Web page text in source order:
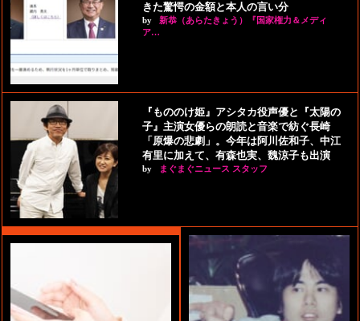
きた驚愕の金額と本人の言い分
by
新恭（あらたきょう）『国家権力＆メディ
ア…
『もののけ姫』アシタカ役声優と『太陽の
子』主演女優らの朗読と音楽で紡ぐ長崎
「原爆の悲劇」。今年は阿川佐和子、中江
有里に加えて、有森也実、魏涼子も出演
by まぐまぐニュース スタッフ